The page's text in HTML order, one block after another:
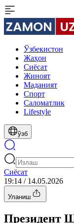
Ўзбекистон
Жаҳон
Сиёсат
Жиноят
Маданият
Спорт
Cаломатлик
Lifestyle
ўзб
Сиёсат
19:14 / 14.05.2026
Уланиш
Президент